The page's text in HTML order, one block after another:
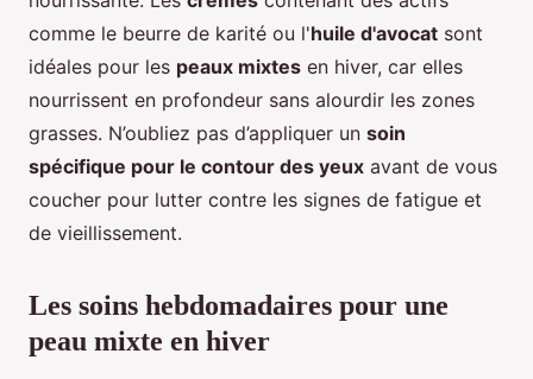
comme le beurre de karité ou l'huile d'avocat sont
idéales pour les peaux mixtes en hiver, car elles
nourrissent en profondeur sans alourdir les zones
grasses. N’oubliez pas d’appliquer un soin
spécifique pour le contour des yeux avant de vous
coucher pour lutter contre les signes de fatigue et
de vieillissement.
Les soins hebdomadaires pour une
peau mixte en hiver